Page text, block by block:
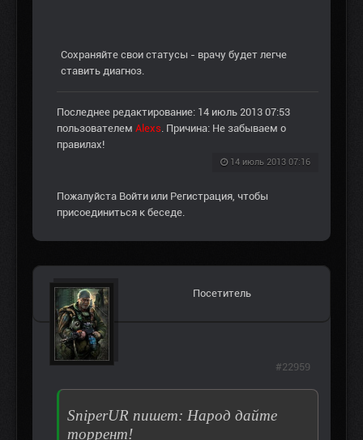
Сохраняйте свои статусы - врачу будет легче
ставить диагноз.
Последнее редактирование: 14 июль 2013 07:53
пользователем Alexs. Причина: Не забываем о
правилах!
14 июль 2013 07:16
Пожалуйста Войти или Регистрация, чтобы
присоединиться к беседе.
Посетитель
SniperUR пишет: Народ дайте
торрент!
#22959